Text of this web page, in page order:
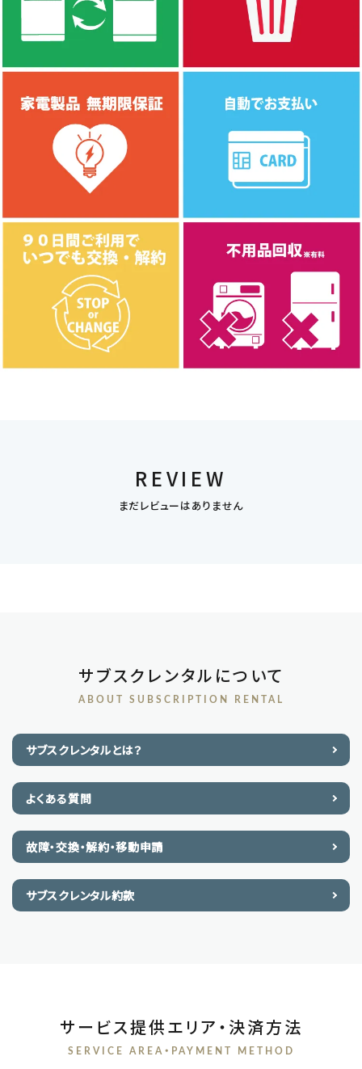
REVIEW
まだレビューはありません
サブスクレンタルについて
ABOUT SUBSCRIPTION RENTAL
サブスクレンタルとは？
よくある質問
故障・交換・解約・移動申請
サブスクレンタル約款
サービス提供エリア・決済方法
SERVICE AREA・PAYMENT METHOD